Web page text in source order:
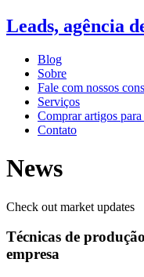
Leads, agência
Blog
Sobre
Fale com nossos
Serviços
Comprar artigos
Contato
News
Check out market updates
Técnicas de
empresa